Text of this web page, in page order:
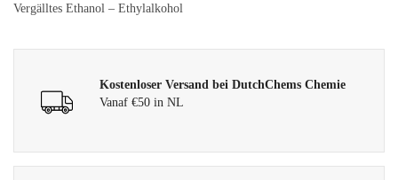
Vergälltes Ethanol – Ethylalkohol
Kostenloser Versand bei DutchChems Chemie
Vanaf €50 in NL